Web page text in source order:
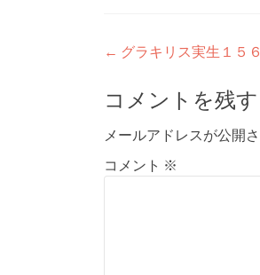
投
ナ
ビ
ゲ
← グラキリス実生１５
コメントを残す
メールアドレスが公開
コメント ※